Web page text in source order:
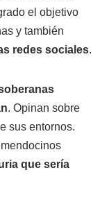
el objetivo
y también
redes sociales.
. Opinan sobre
sus entornos.
que sería